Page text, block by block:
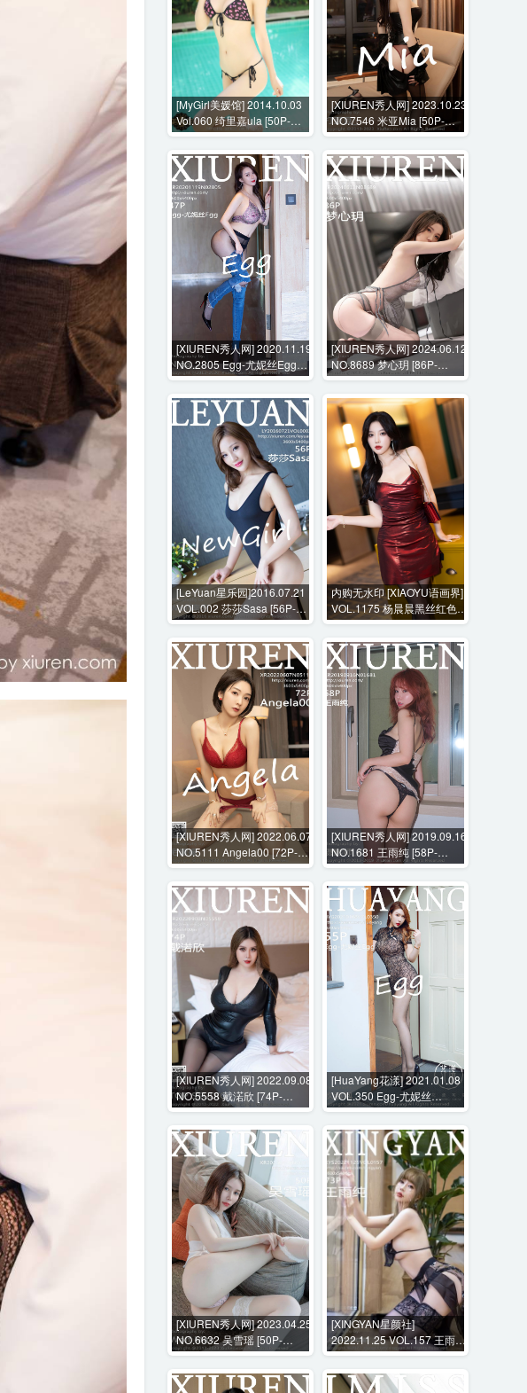
[MyGirl美媛馆] 2014.10.03
Vol.060 绮里嘉ula [50P-
207MB]
[XIUREN秀人网] 2023.10.23
NO.7546 米亚Mia [50P-
459MB]
[XIUREN秀人网] 2020.11.19
NO.2805 Egg-尤妮丝Egg
[47P-490MB]
[XIUREN秀人网] 2024.06.12
NO.8689 梦心玥 [86P-
717MB]
[LeYuan星乐园]2016.07.21
VOL.002 莎莎Sasa [56P-
223M]
内购无水印 [XIAOYU语画界]
VOL.1175 杨晨晨黑丝红色礼
服+花絮视频 [106P+3V-
2614MB]
[XIUREN秀人网] 2022.06.07
NO.5111 Angela00 [72P-
670MB]
[XIUREN秀人网] 2019.09.16
NO.1681 王雨纯 [58P-
178MB]
[XIUREN秀人网] 2022.09.08
NO.5558 戴渃欣 [74P-
636MB]
[HuaYang花漾] 2021.01.08
VOL.350 Egg-尤妮丝
Egg[55P-655MB]
[XIUREN秀人网] 2023.04.25
NO.6632 吴雪瑶 [50P-
499MB]
[XINGYAN星颜社]
2022.11.25 VOL.157 王雨纯
[73P-635MB]